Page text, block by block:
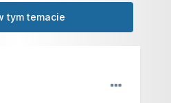
tym temacie